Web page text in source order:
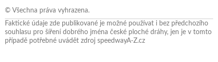
© Všechna práva vyhrazena.
Faktické údaje zde publikované je možné používat i bez předchozího
souhlasu pro šíření dobrého jména české ploché dráhy, jen je v tomto
případě potřebné uvádět zdroj speedwayA-Z.cz